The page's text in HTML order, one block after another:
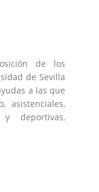
de los
de Sevilla
a las que
asistenciales,
y deportivas,